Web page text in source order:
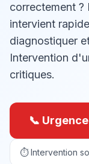
correctement ?
intervient
diagnostiquer
Intervention
critiques.
📞
⏱ Intervention